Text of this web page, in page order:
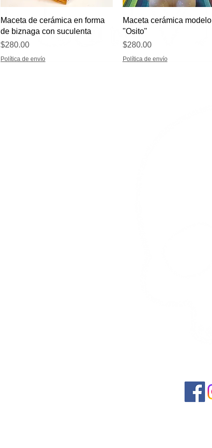
Vista rápida
Maceta de cerámica en forma
de biznaga con suculenta
Precio
$280.00
Política de envío
Vista rápida
Maceta cerámica modelo
"Osito"
Precio
$280.00
Política de envío